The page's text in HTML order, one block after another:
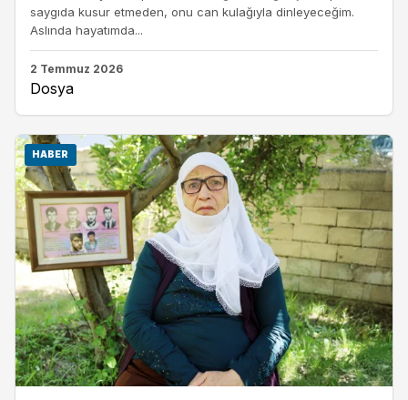
saygıda kusur etmeden, onu can kulağıyla dinleyeceğim.
Aslında hayatımda...
2 Temmuz 2026
Dosya
HABER